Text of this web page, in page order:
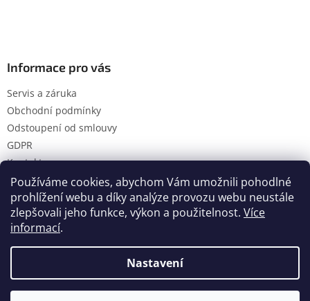
Používáme cookies, abychom Vám umožnili pohodlné
prohlížení webu a díky analýze provozu webu neustále
zlepšovali jeho funkce, výkon a použitelnost. Více
informací.
Nastavení
Informace pro vás
Servis a záruka
Obchodní podmínky
Odstoupení od smlouvy
GDPR
Kontakty
Vytvořil Shoptet
Hanol s.r.o.. Všechna práva vyhrazena.
Upravit nastavení cookies